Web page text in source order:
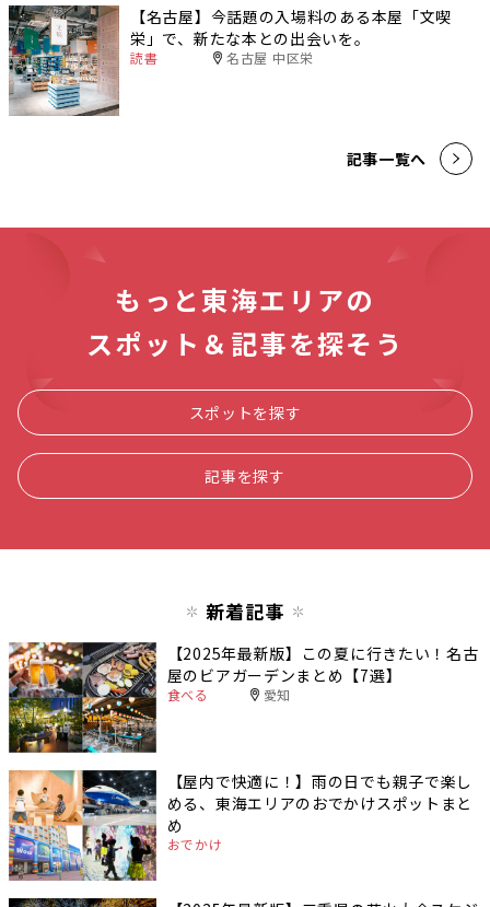
【名古屋】今話題の入場料のある本屋「文喫
栄」で、新たな本との出会いを。
読書 名古屋 中区栄
記事一覧へ
もっと東海エリアの
スポット＆記事を探そう
スポットを探す
記事を探す
新着記事
【2025年最新版】この夏に行きたい！名古
屋のビアガーデンまとめ【7選】
食べる 愛知
【屋内で快適に！】雨の日でも親子で楽し
める、東海エリアのおでかけスポットまと
め
おでかけ